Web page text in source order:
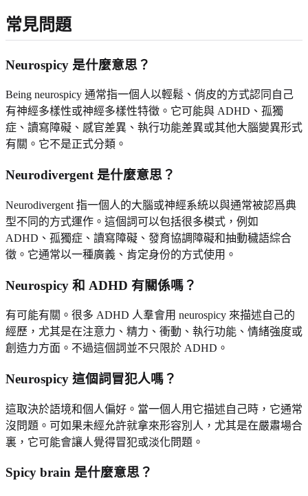
常見問題
Neurospicy 是什麼意思？
Being neurospicy 通常指一個人以輕鬆、俏皮的方式認同自己
有神經多樣性或神經多樣性特徵。它可能與 ADHD、孤獨
症、讀寫障礙、感官差異、執行功能差異或其他大腦變異形式
有關。它不是正式分類。
Neurodivergent 是什麼意思？
Neurodivergent 指一個人的大腦或神經系統以與通常被認爲典
型不同的方式運作。這個詞可以包括很多模式，例如
ADHD、孤獨症、讀寫障礙、發育協調障礙和抽動穢語綜合
徵。它通常以一種廣義、肯定身份的方式使用。
Neurospicy 和 ADHD 有關係嗎？
有可能有關。很多 ADHD 人羣會用 neurospicy 來描述自己的
經歷，尤其是在注意力、精力、衝動、執行功能、情緒強度或
創造力方面。不過這個詞並不只限於 ADHD。
Neurospicy 這個詞冒犯人嗎？
這取決於語境和個人偏好。當一個人用它描述自己時，它通常
沒問題。可如果未經允許就拿來形容別人，尤其是在嚴肅場合
裏，它可能會讓人覺得冒犯或淡化問題。
Spicy brain 是什麼意思？